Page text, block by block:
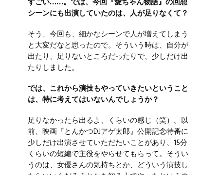
シーンにも出演していたのは、人が足りなくて？
そう、今回も、細かなシーンで人が増えてしまう
と大変だなと思ったので。そういう時は、自分が
出たり、足りないところだったりで、少しだけ出
たりしました。
では、これから演技もやっていきたいということ
は、特に考えてはいないんでしょうか？
足りなかったら出るよ、くらいの感じ（笑）。以
前、映画『とんかつDJアゲ太郎』公開記念特番に
少しだけ出演させていただたいことがあり、15分
くらいの短編で主役をやらせてもらって。そうい
うのは、女優さんの気持ちとか、どういう演技し